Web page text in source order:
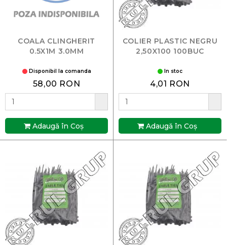
COALA CLINGHERIT
0.5X1M 3.0MM
Disponibil la comanda
58,00 RON
Adaugă în Coş
COLIER PLASTIC NEGRU
2,50X100 100BUC
In stoc
4,01 RON
Adaugă în Coş